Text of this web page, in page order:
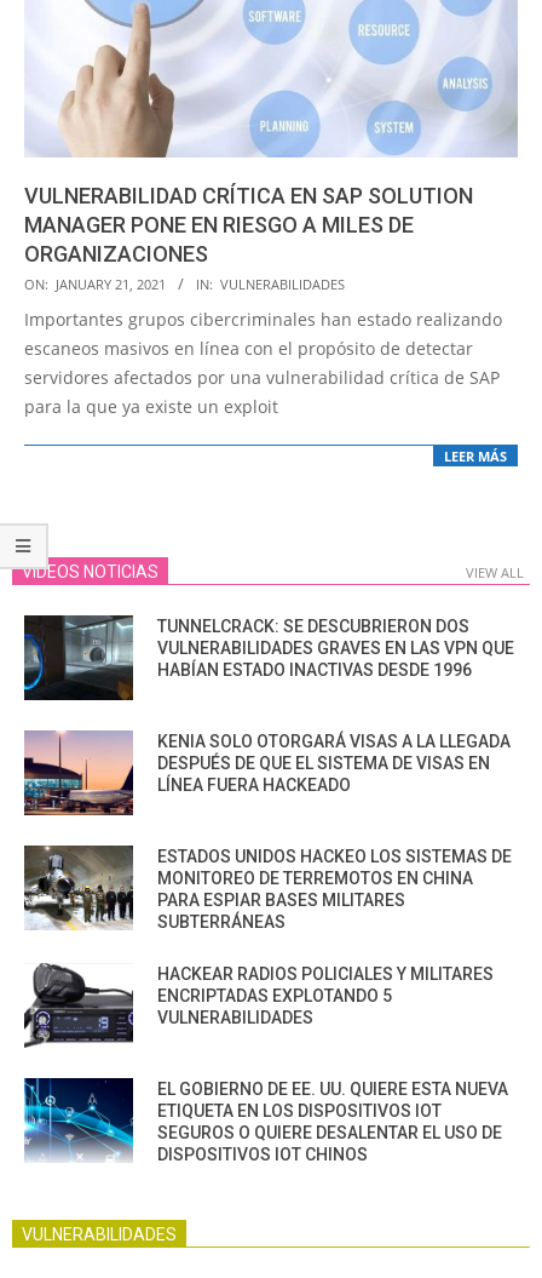
VULNERABILIDAD CRÍTICA EN SAP SOLUTION
MANAGER PONE EN RIESGO A MILES DE
ORGANIZACIONES
2021-
01-
ON: JANUARY 21, 2021 IN: VULNERABILIDADES
Importantes grupos cibercriminales han estado realizando
escaneos masivos en línea con el propósito de detectar
servidores afectados por una vulnerabilidad crítica de SAP
para la que ya existe un exploit
LEER MÁS
VIDEOS NOTICIAS VIEW ALL
TUNNELCRACK: SE DESCUBRIERON DOS
VULNERABILIDADES GRAVES EN LAS VPN QUE
HABÍAN ESTADO INACTIVAS DESDE 1996
KENIA SOLO OTORGARÁ VISAS A LA LLEGADA
DESPUÉS DE QUE EL SISTEMA DE VISAS EN
LÍNEA FUERA HACKEADO
ESTADOS UNIDOS HACKEO LOS SISTEMAS DE
MONITOREO DE TERREMOTOS EN CHINA
PARA ESPIAR BASES MILITARES
SUBTERRÁNEAS
HACKEAR RADIOS POLICIALES Y MILITARES
ENCRIPTADAS EXPLOTANDO 5
VULNERABILIDADES
EL GOBIERNO DE EE. UU. QUIERE ESTA NUEVA
ETIQUETA EN LOS DISPOSITIVOS IOT
SEGUROS O QUIERE DESALENTAR EL USO DE
DISPOSITIVOS IOT CHINOS
VULNERABILIDADES